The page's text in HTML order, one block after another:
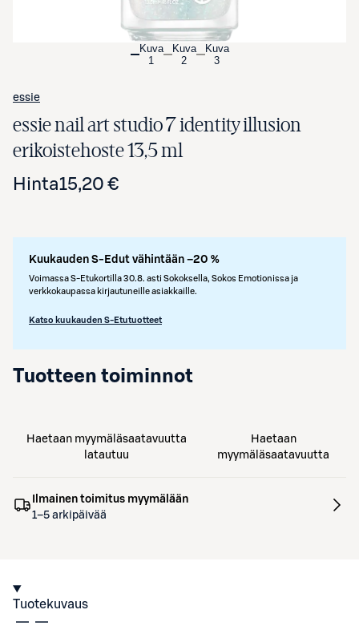
Kuva
1
Kuva
2
Kuva
3
essie
essie nail art studio 7 identity illusion
erikoistehoste 13,5 ml
Hinta15,20 €
Kuukauden S-Edut vähintään –20 %
Voimassa S-Etukortilla 30.8. asti Sokoksella, Sokos Emotionissa ja
verkkokaupassa kirjautuneille asiakkaille.
Katso kuukauden S-Etutuotteet
Tuotteen toiminnot
Haetaan myymäläsaatavuutta
latautuu
Haetaan
myymäläsaatavuutta
Ilmainen toimitus myymälään
1–5 arkipäivää
Tuotekuvaus